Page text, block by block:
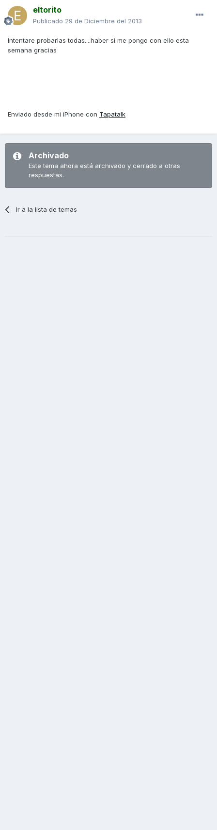
eltorito
Publicado 29 de Diciembre del 2013
Intentare probarlas todas....haber si me pongo con ello esta
semana gracias
Enviado desde mi iPhone con Tapatalk
Archivado
Este tema ahora está archivado y cerrado a otras
respuestas.
Ir a la lista de temas